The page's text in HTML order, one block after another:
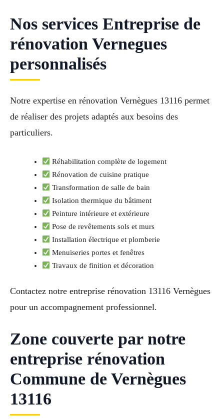
Nos services Entreprise de
rénovation Vernegues
personnalisés
Notre expertise en rénovation Vernègues 13116 permet
de réaliser des projets adaptés aux besoins des
particuliers.
Réhabilitation complète de logement
Rénovation de cuisine pratique
Transformation de salle de bain
Isolation thermique du bâtiment
Peinture intérieure et extérieure
Pose de revêtements sols et murs
Installation électrique et plomberie
Menuiseries portes et fenêtres
Travaux de finition et décoration
Contactez notre entreprise rénovation 13116 Vernègues
pour un accompagnement professionnel.
Zone couverte par notre
entreprise rénovation
Commune de Vernègues
13116